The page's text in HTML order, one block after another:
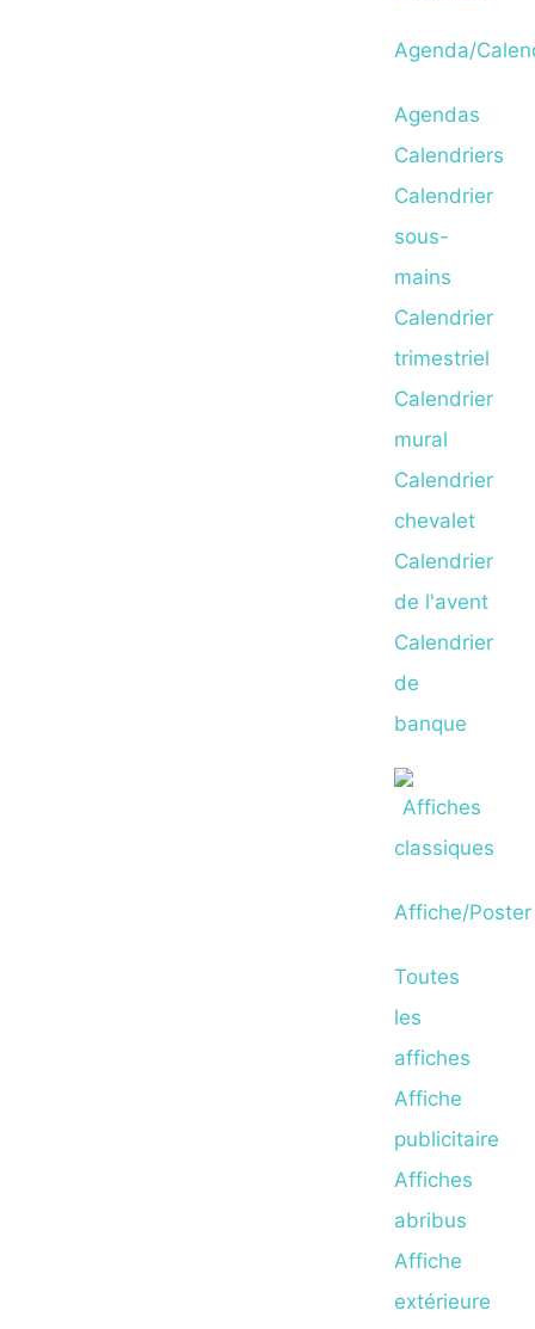
Agenda/
Agendas
Calendriers
Calendrier
sous-
mains
Calendrier
trimestriel
Calendrier
mural
Calendrier
chevalet
Calendrier
de l'avent
Calendrier
de
banque
Affiche/Poster
Toutes
les
affiches
Affiche
publicitaire
Affiches
abribus
Affiche
extérieure